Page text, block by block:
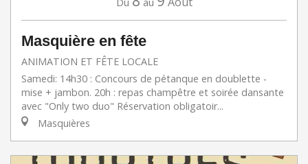
Masquière en fête
ANIMATION ET FÊTE LOCALE
Samedi: 14h30 : Concours de pétanque en doublette -
mise + jambon. 20h : repas champêtre et soirée dansante
avec "Only two duo" Réservation obligatoir...
Masquières